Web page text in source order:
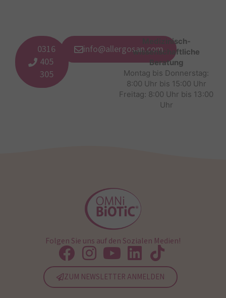
0316
405
305
info@allergosan.com
Medizinisch-
wissenschaftliche
Beratung
Montag bis Donnerstag:
8:00 Uhr bis 15:00 Uhr
Freitag: 8:00 Uhr bis 13:00
Uhr
Folgen Sie uns auf den Sozialen Medien!
ZUM NEWSLETTER ANMELDEN